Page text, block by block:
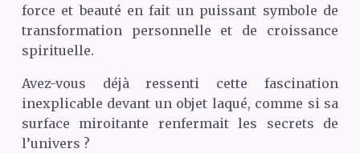
force et beauté en fait un puissant symbole de
transformation personnelle et de croissance
spirituelle.
Avez-vous déjà ressenti cette fascination
inexplicable devant un objet laqué, comme si sa
surface miroitante renfermait les secrets de
l’univers ?